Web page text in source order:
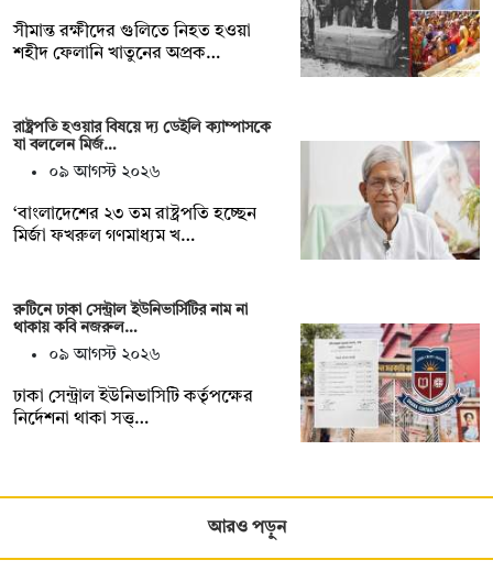
সীমান্ত রক্ষীদের গুলিতে নিহত হওয়া
শহীদ ফেলানি খাতুনের অপ্রক…
রাষ্ট্রপতি হওয়ার বিষয়ে দ্য ডেইলি ক্যাম্পাসকে
যা বললেন মির্জ…
০৯ আগস্ট ২০২৬
‘বাংলাদেশের ২৩ তম রাষ্ট্রপতি হচ্ছেন
মির্জা ফখরুল গণমাধ্যম খ…
রুটিনে ঢাকা সেন্ট্রাল ইউনিভার্সিটির নাম না
থাকায় কবি নজরুল…
০৯ আগস্ট ২০২৬
‎ঢাকা সেন্ট্রাল ইউনিভাসিটি কর্তৃপক্ষের
নির্দেশনা থাকা সত্ত্…
আরও পড়ুন